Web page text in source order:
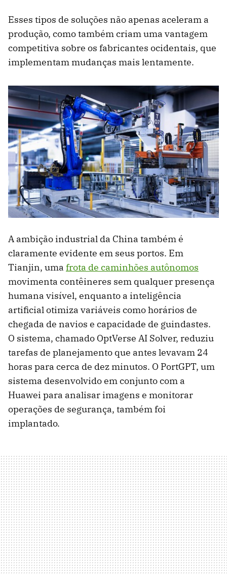
Esses tipos de soluções não apenas aceleram a
produção, como também criam uma vantagem
competitiva sobre os fabricantes ocidentais, que
implementam mudanças mais lentamente.
A ambição industrial da China também é
claramente evidente em seus portos. Em
Tianjin, uma frota de caminhões autônomos
movimenta contêineres sem qualquer presença
humana visível, enquanto a inteligência
artificial otimiza variáveis ​​como horários de
chegada de navios e capacidade de guindastes.
O sistema, chamado OptVerse AI Solver, reduziu
tarefas de planejamento que antes levavam 24
horas para cerca de dez minutos. O PortGPT, um
sistema desenvolvido em conjunto com a
Huawei para analisar imagens e monitorar
operações de segurança, também foi
implantado.